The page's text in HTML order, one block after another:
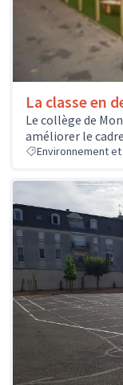
La classe en
Le collège de
améliorer le
Environnement